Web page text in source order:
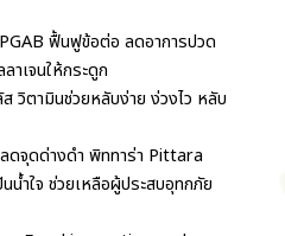
ฟื้นฟูข้อต่อ ลดอาการปวด
าเจนให้กระดูก
วิตามินช่วยหลับง่าย ง่วงไว หลับ
ดจุดด่างดำ พิททาร่า Pittara
น้ำใจ ช่วยเหลือผู้ประสบอุทกภัย